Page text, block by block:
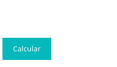
Calcular